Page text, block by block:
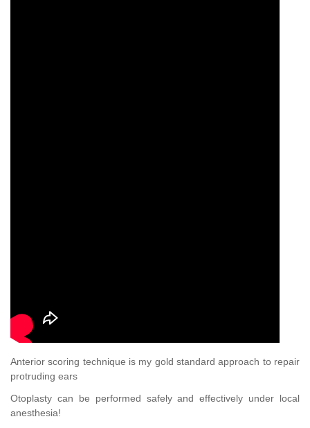
Anterior scoring technique is my gold standard approach to repair
protruding ears
Otoplasty can be performed safely and effectively under local
anesthesia!